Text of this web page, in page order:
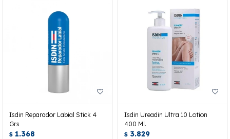
Isdin Reparador Labial Stick 4
Grs
$ 1.368
Isdin Ureadin Ultra 10 Lotion
400 Ml.
$ 3.829